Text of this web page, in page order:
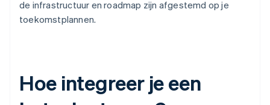
de infrastructuur en roadmap zijn afgestemd op je
toekomstplannen.
Hoe integreer je een